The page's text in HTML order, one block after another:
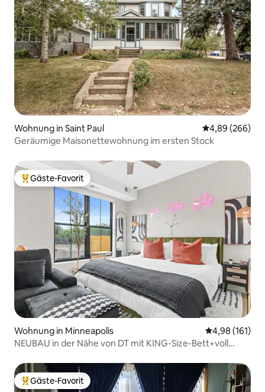
Wohnung in Saint Paul
4,89 (266)
Geräumige Maisonettewohnung im ersten Stock
Beliebter Gäste-Favorit.
Gäste-Favorit
Wohnung in Minneapolis
4,98 (161)
NEUBAU in der Nähe von DT mit KING-Size-Bett+voll
Beliebter Gäste-Favorit.
Gäste-Favorit